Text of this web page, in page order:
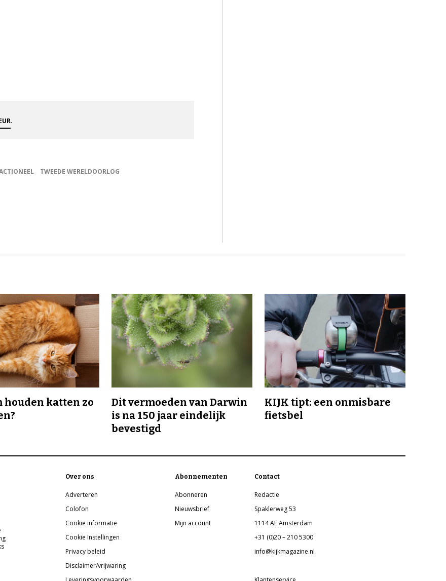
.
TWEEDE WERELDOORLOG
houden katten zo
Dit vermoeden van Darwin
is na 150 jaar eindelijk
bevestigd
KIJK tipt: een onmisbare
fietsbel
Over ons
Adverteren
Colofon
Cookie informatie
Cookie Instellingen
Privacy beleid
Disclaimer/vrijwaring
Abonnementen
Abonneren
Nieuwsbrief
Mijn account
Contact
Redactie
Spaklerweg 53
1114 AE Amsterdam
+31 (0)20 – 210 5300
info@kijkmagazine.nl